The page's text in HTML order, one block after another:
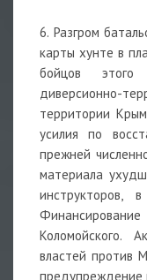
6. Разгром
карты хунте в
бойцов этого
диверсионно-
территории
усилия по
прежней
материала
Коломойского.
властей против
предупреждение